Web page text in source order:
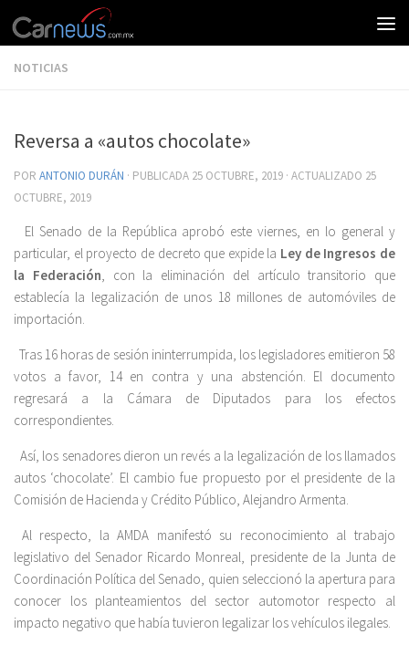
NOTICIAS
Reversa a «autos chocolate»
POR ANTONIO DURÁN · PUBLICADA 25 OCTUBRE, 2019 · ACTUALIZADO 25
OCTUBRE, 2019
El Senado de la República aprobó este viernes, en lo general y
particular, el proyecto de decreto que expide la Ley de Ingresos de
la Federación, con la eliminación del artículo transitorio que
establecía la legalización de unos 18 millones de automóviles de
importación.
Tras 16 horas de sesión ininterrumpida, los legisladores emitieron 58
votos a favor, 14 en contra y una abstención. El documento
regresará a la Cámara de Diputados para los efectos
correspondientes.
Así, los senadores dieron un revés a la legalización de los llamados
autos ‘chocolate’. El cambio fue propuesto por el presidente de la
Comisión de Hacienda y Crédito Público, Alejandro Armenta.
Al respecto, la AMDA manifestó su reconocimiento al trabajo
legislativo del Senador Ricardo Monreal, presidente de la Junta de
Coordinación Política del Senado, quien seleccionó la apertura para
conocer los planteamientos del sector automotor respecto al
impacto negativo que había tuvieron legalizar los vehículos ilegales.